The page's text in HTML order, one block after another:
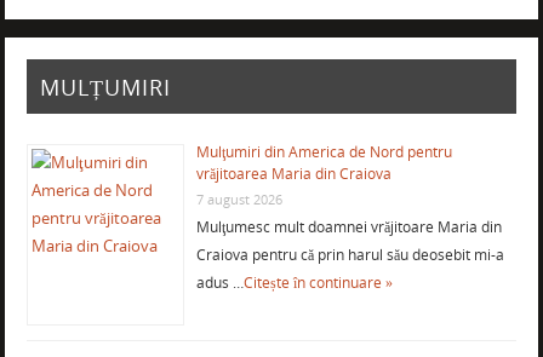
MULȚUMIRI
Mulţumiri din America de Nord pentru
vrăjitoarea Maria din Craiova
7 august 2026
Mulţumesc mult doamnei vrăjitoare Maria din
Craiova pentru că prin harul său deosebit mi-a
adus …Citește în continuare »